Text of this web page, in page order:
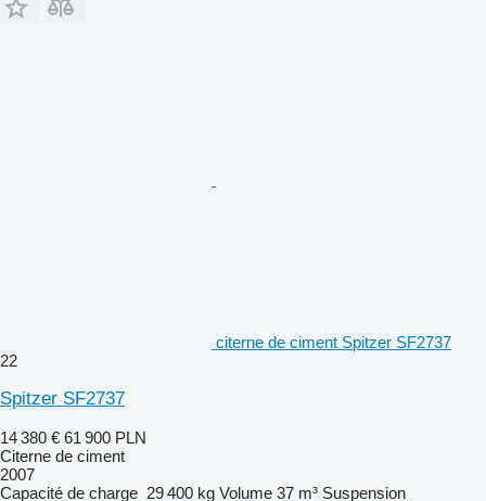
citerne de ciment Spitzer SF2737
22
Spitzer SF2737
14 380 € 61 900 PLN
Citerne de ciment
2007
Capacité de charge 29 400 kg Volume 37 m³ Suspension